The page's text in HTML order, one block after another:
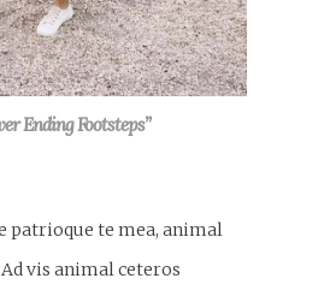
Ending Footsteps”
patrioque te mea, animal
vis animal ceteros